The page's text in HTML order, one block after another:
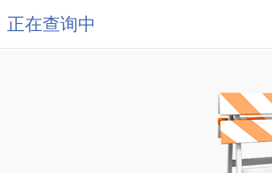
正在查询中